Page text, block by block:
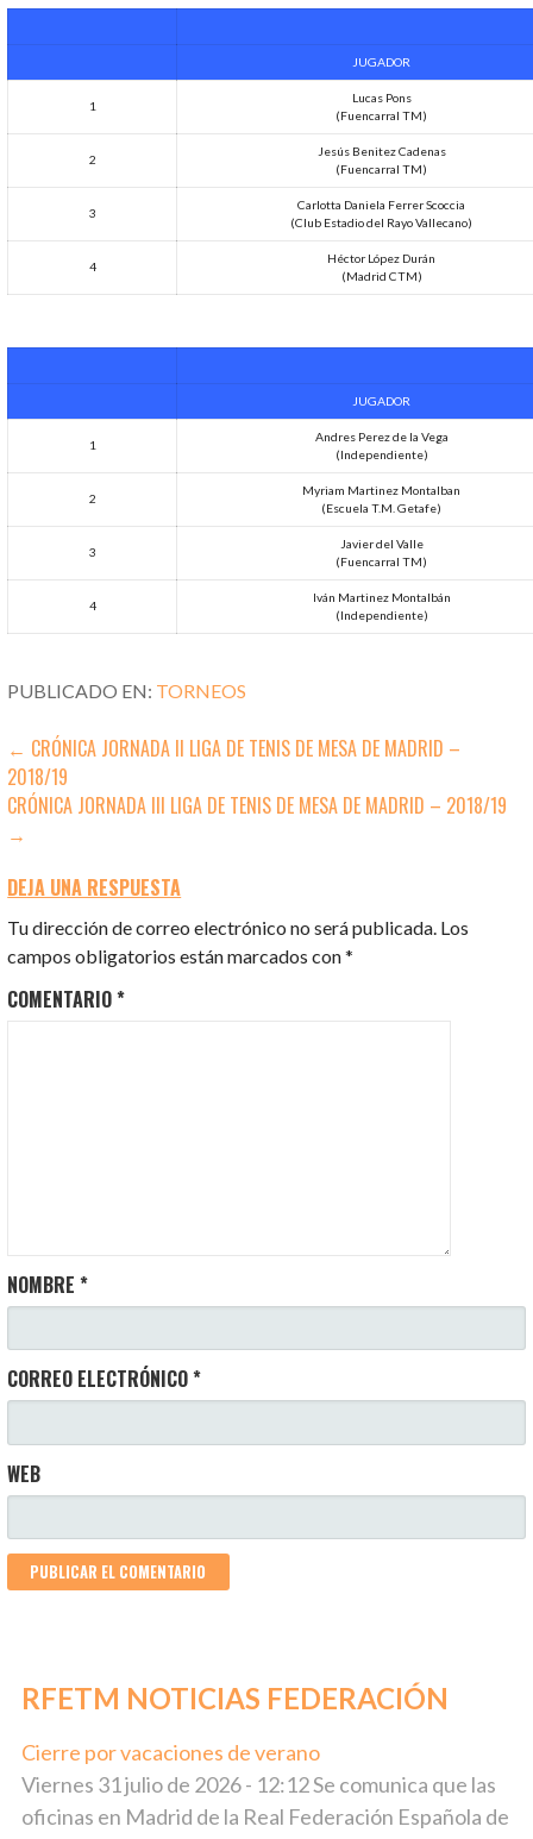
JUGADOR
1
Lucas Pons
(Fuencarral TM)
2
Jesús Benitez Cadenas
(Fuencarral TM)
3
Carlotta Daniela Ferrer Scoccia
(Club Estadio del Rayo Vallecano)
4
Héctor López Durán
(Madrid CTM)
JUGADOR
1
Andres Perez de la Vega
(Independiente)
2
Myriam Martinez Montalban
(Escuela T.M. Getafe)
3
Javier del Valle
(Fuencarral TM)
4
Iván Martinez Montalbán
(Independiente)
PUBLICADO EN: TORNEOS
NAVEGACIÓN
DE
ENTRADAS
← CRÓNICA JORNADA II LIGA DE TENIS DE MESA DE MADRID –
2018/19
CRÓNICA JORNADA III LIGA DE TENIS DE MESA DE MADRID – 2018/19
→
DEJA UNA RESPUESTA
Tu dirección de correo electrónico no será publicada. Los
campos obligatorios están marcados con*
COMENTARIO*
NOMBRE*
CORREO ELECTRÓNICO*
WEB
RFETM NOTICIAS FEDERACIÓN
Cierre por vacaciones de verano
Viernes 31 julio de 2026 - 12:12 Se comunica que las
oficinas en Madrid de la Real Federación Española de